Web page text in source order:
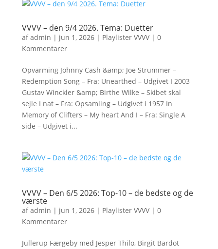
VVVV – den 9/4 2026. Tema: Duetter
afadmin | jun 1, 2026| Playlister VVVV| 0
Kommentarer
Opvarming Johnny Cash &amp; Joe Strummer –
Redemption Song – Fra: Unearthed – Udgivet I 2003
Gustav Winckler &amp; Birthe Wilke – Skibet skal
sejle I nat – Fra: Opsamling – Udgivet i 1957 In
Memory of Clifters – My heart And I – Fra: Single A
side – Udgivet i...
VVVV – Den 6/5 2026: Top-10 – de bedste og de
værste
afadmin | jun 1, 2026| Playlister VVVV| 0
Kommentarer
Jullerup Færgeby med Jesper Thilo, Birgit Bardot